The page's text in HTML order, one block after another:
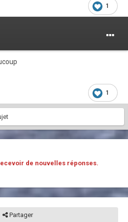
1
1
de nouvelles réponses.
Partager